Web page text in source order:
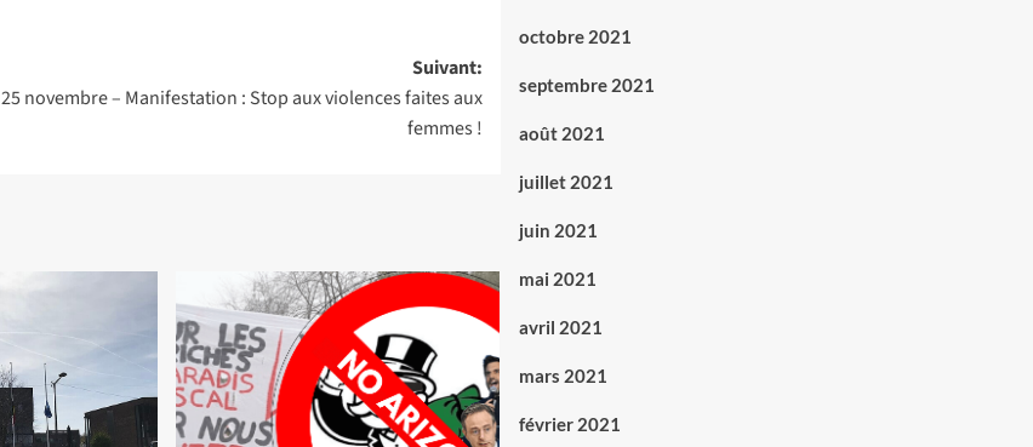
Suivant:
25 novembre – Manifestation : Stop aux violences faites aux
femmes !
octobre 2021
septembre 2021
août 2021
juillet 2021
juin 2021
mai 2021
avril 2021
mars 2021
février 2021